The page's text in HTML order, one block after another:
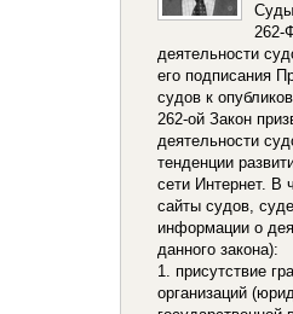
262-
деятельности
его подписания
судов к
262-ой Закон
деятельности
тенденции
сети Интернет. В
сайты судов,
информации о
данного закона):
1. присутствие
организаций